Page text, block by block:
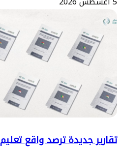
تقارير جديدة ترصد واقع